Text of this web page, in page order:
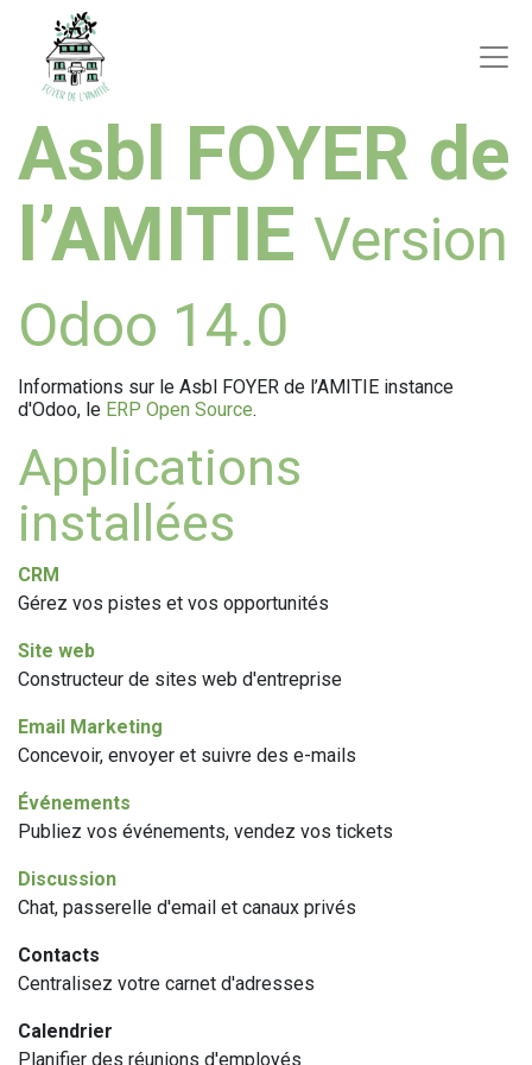
Asbl FOYER de
l’AMITIE Version
Odoo 14.0
Informations sur le Asbl FOYER de l’AMITIE instance
d'Odoo, le ERP Open Source.
Applications
installées
CRM
Gérez vos pistes et vos opportunités
Site web
Constructeur de sites web d'entreprise
Email Marketing
Concevoir, envoyer et suivre des e-mails
Événements
Publiez vos événements, vendez vos tickets
Discussion
Chat, passerelle d'email et canaux privés
Contacts
Centralisez votre carnet d'adresses
Calendrier
Planifier des réunions d'employés